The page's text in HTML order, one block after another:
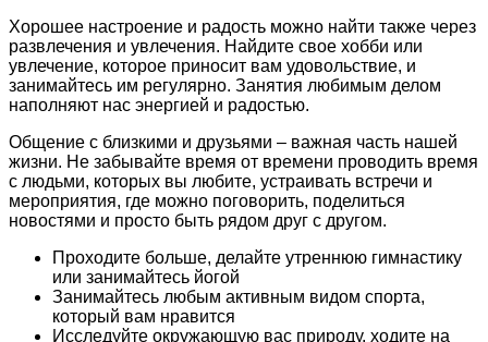
Хорошее настроение и радость можно найти также через
развлечения и увлечения. Найдите свое хобби или
увлечение, которое приносит вам удовольствие, и
занимайтесь им регулярно. Занятия любимым делом
наполняют нас энергией и радостью.
Общение с близкими и друзьями – важная часть нашей
жизни. Не забывайте время от времени проводить время
с людьми, которых вы любите, устраивать встречи и
мероприятия, где можно поговорить, поделиться
новостями и просто быть рядом друг с другом.
Проходите больше, делайте утреннюю гимнастику
или занимайтесь йогой
Занимайтесь любым активным видом спорта,
который вам нравится
Исследуйте окружающую вас природу, ходите на